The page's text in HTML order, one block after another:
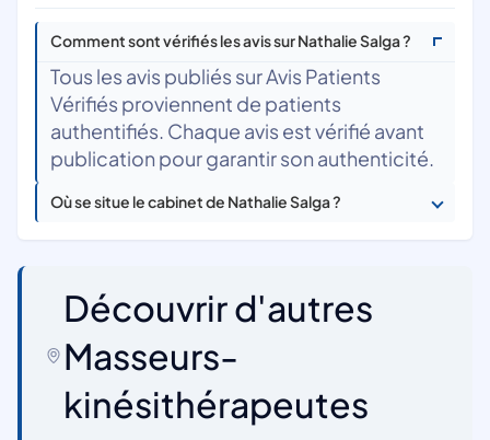
Comment sont vérifiés les avis sur Nathalie Salga ?
Tous les avis publiés sur Avis Patients
Vérifiés proviennent de patients
authentifiés. Chaque avis est vérifié avant
publication pour garantir son authenticité.
Où se situe le cabinet de Nathalie Salga ?
Découvrir d'autres
Masseurs-
kinésithérapeutes